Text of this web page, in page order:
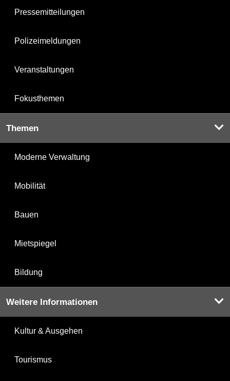
Pressemitteilungen
Polizeimeldungen
Veranstaltungen
Fokusthemen
Themen
Moderne Verwaltung
Mobilität
Bauen
Mietspiegel
Bildung
Weitere Informationen
Kultur & Ausgehen
Tourismus